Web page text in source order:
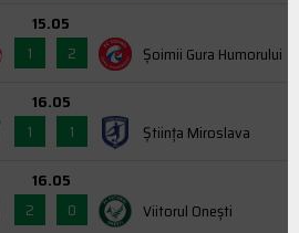
15.05
1
2 Şoimii Gura Humorului
16.05
1
1 Știința Miroslava
16.05
2
0 Viitorul Onești